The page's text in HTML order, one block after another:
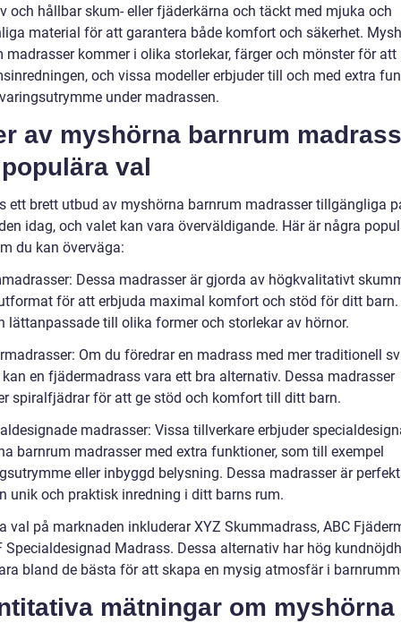
och hållbar skum- eller fjäderkärna och täckt med mjuka och
material för att garantera både komfort och säkerhet.
madrasser kommer i olika storlekar, färger och mönster för
och vissa modeller erbjuder till och med extra
under madrassen.
av myshörna barnrum
val
ett brett utbud av myshörna barnrum madrasser tillgängliga
idag, och valet kan vara överväldigande. Här är några
du kan överväga:
Dessa madrasser är gjorda av högkvalitativt
för att erbjuda maximal komfort och stöd för ditt barn.
lättanpassade till olika former och storlekar av hörnor.
Om du föredrar en madrass med mer traditionell
kan en fjädermadrass vara ett bra alternativ. Dessa madrasser
spiralfjädrar för att ge stöd och komfort till ditt barn.
madrasser: Vissa tillverkare erbjuder
barnrum madrasser med extra funktioner, som till exempel
eller inbyggd belysning. Dessa madrasser är
unik och praktisk inredning i ditt barns rum.
val på marknaden inkluderar XYZ Skummadrass, ABC
Specialdesignad Madrass. Dessa alternativ har hög
bland de bästa för att skapa en mysig atmosfär i
mätningar om myshörna